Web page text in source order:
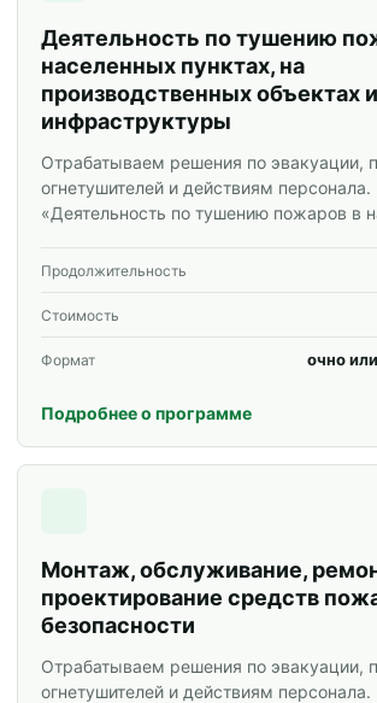
Деятельность по тушению
населенных пунктах, на
производственных объектах
инфраструктуры
Отрабатываем решения по эвакуации,
огнетушителей и действиям
«Деятельность по тушению пожаров в
инфраструктуры» для специалистов и
групп.
Продолжительность
Стоимость
Формат очно
Подробнее о программе
Монтаж, обслуживание,
проектирование средств
безопасности
Отрабатываем решения по эвакуации,
огнетушителей и действиям